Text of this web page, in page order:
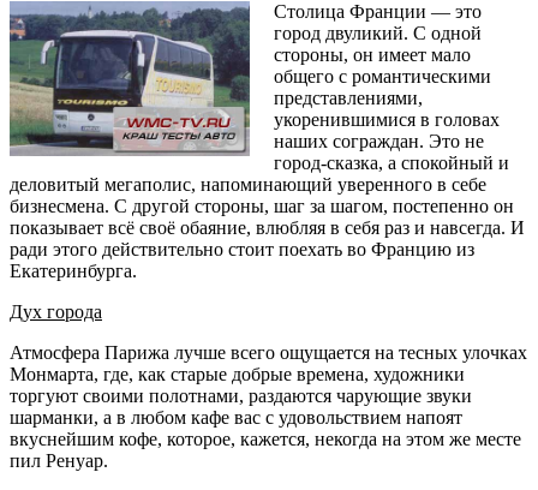
Столица Франции — это
город двуликий. С одной
стороны, он имеет мало
общего с романтическими
представлениями,
укоренившимися в головах
наших сограждан. Это не
город-сказка, а спокойный и
деловитый мегаполис, напоминающий уверенного в себе
бизнесмена. С другой стороны, шаг за шагом, постепенно он
показывает всё своё обаяние, влюбляя в себя раз и навсегда. И
ради этого действительно стоит поехать во Францию из
Екатеринбурга.
Дух города
Атмосфера Парижа лучше всего ощущается на тесных улочках
Монмарта, где, как старые добрые времена, художники
торгуют своими полотнами, раздаются чарующие звуки
шарманки, а в любом кафе вас с удовольствием напоят
вкуснейшим кофе, которое, кажется, некогда на этом же месте
пил Ренуар.